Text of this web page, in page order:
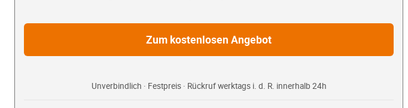
Zum kostenlosen Angebot
Unverbindlich · Festpreis · Rückruf werktags i. d. R. innerhalb 24h